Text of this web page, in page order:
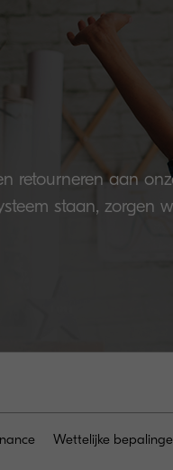
retourneren aan
staan, zorgen
Wettelijke